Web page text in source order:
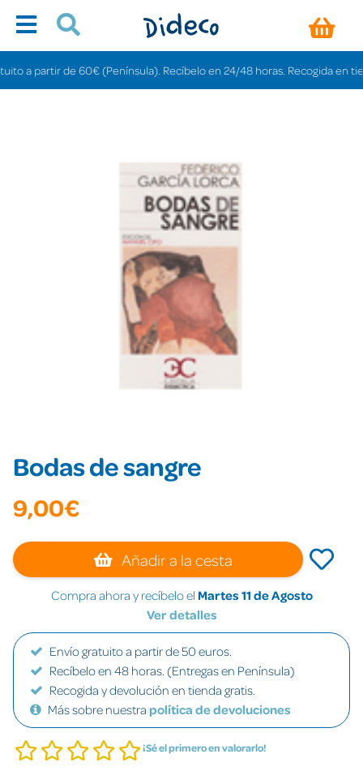
partir de 60€ (Península). Recíbelo en 24/48 horas. Recogida en
Bodas de sangre
9,00€
Añadir a la cesta
Compra ahora y recíbelo el Martes 11 de Agosto
Ver detalles
Envío gratuito a partir de 50 euros.
Recíbelo en 48 horas. (Entregas en Península)
Recogida y devolución en tienda gratis.
Más sobre nuestra política de devoluciones
¡Sé el primero en valorarlo!